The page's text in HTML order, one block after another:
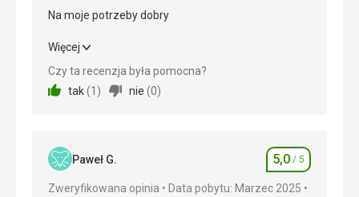
Na moje potrzeby dobry
Na moje potrzeby dobry
Wyżywienie
Usługi 5,0/ 5
Więcej
Czy ta recenzja była pomocna?
tak(1 ) nie (0)
Paweł G. Ocena
5,0 / 5
Zweryfikowana opinia
Data pobytu: Marzec 2025